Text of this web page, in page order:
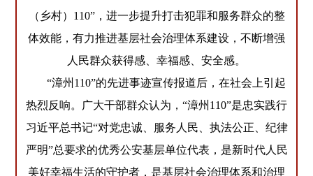
（乡村）110”，进一步提升打击犯罪和服务群众的整
体效能，有力推进基层社会治理体系建设，不断增强
人民群众获得感、幸福感、安全感。
“漳州110”的先进事迹宣传报道后，在社会上引起
热烈反响。广大干部群众认为，“漳州110”是忠实践行
习近平总书记“对党忠诚、服务人民、执法公正、纪律
严明”总要求的优秀公安基层单位代表，是新时代人民
美好幸福生活的守护者，是基层社会治理体系和治理